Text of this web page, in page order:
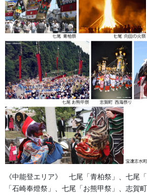
祭の語源は「神を祀る(まつる)」からきた
域の繁栄、家族の安寧、を祀り、祈ること
がることを無意識に地元の若人は感ずるの
、
「お祭り」には二つのパターンがあります
敬い(うやまい)、祀られている神や天に感
人々が中心となりお祭りする行事。もう一
存在が無いカーニーバル的賑わいのを楽し
時期、伝統のあるお祭りが観光目的の参加
時を土曜、日曜にする傾向がありましたが
ために祭りをするのではない」との見解で
戻っているところもあるようです。
《中能登エリア》 七尾「青柏祭」、七尾
「石崎奉燈祭」、七尾「お熊甲祭」、志賀